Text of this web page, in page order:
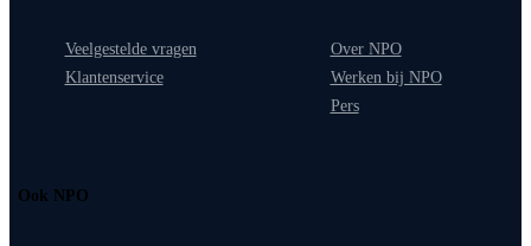
Veelgestelde vragen
Klantenservice
Over NPO
Werken bij NPO
Pers
Ook NPO